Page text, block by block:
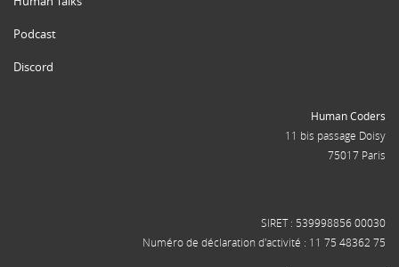
Podcast
Discord
Human Coders
11 bis passage Doisy
75017 Paris
SIRET : 539998856 00030
Numéro de déclaration d'activité : 11 75 48362 75